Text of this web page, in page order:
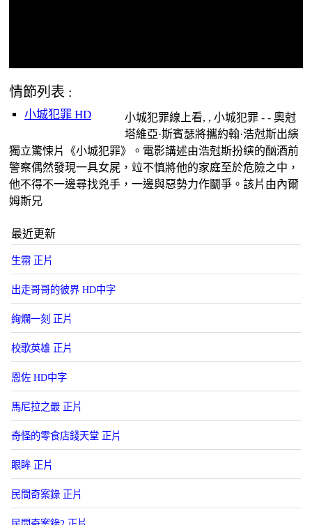
情節列表 :
小城犯罪 HD
小城犯罪線上看, , 小城犯罪 - - 奧尅
塔維亞·斯賓瑟將攜約翰·浩尅斯出縯
獨立驚悚片《小城犯罪》。電影講述由浩尅斯扮縯的酗酒前
警察偶然發現一具女屍，竝不慎將他的家庭至於危險之中，
他不得不一邊尋找兇手，一邊與惡勢力作鬭爭。該片由內爾
姆斯兄
最近更新
生霛 正片
出走哥哥的彼界 HD中字
絢爛一刻 正片
校歌英雄 正片
恩佐 HD中字
馬尼拉之最 正片
奇怪的零食店錢天堂 正片
眼眸 正片
民間奇案錄 正片